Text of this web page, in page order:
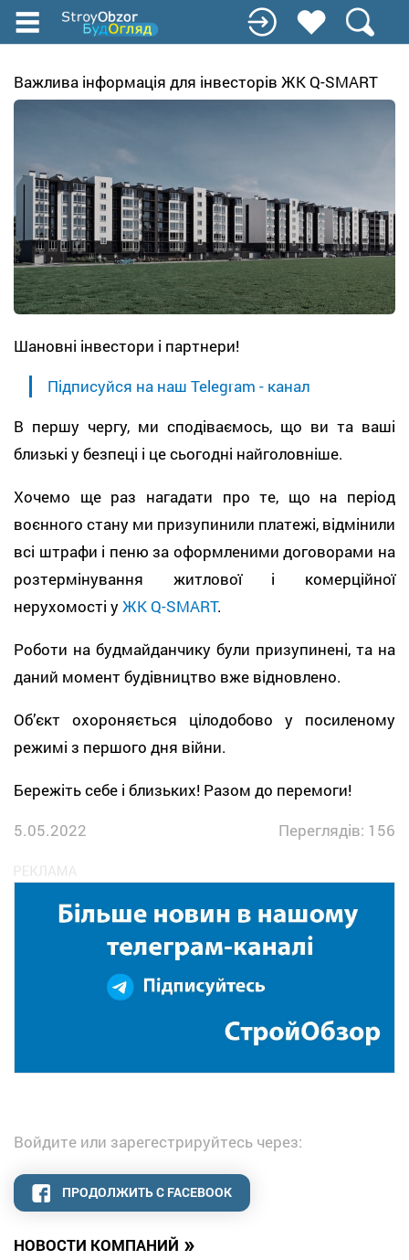
Перейти
содержанию
НОВОСТИ КОМПАНИЙ »
Важлива інформація для інвесторів ЖК Q-SMART
Шановні інвестори і партнери!
Підписуйся на наш Telegram - канал
В першу чергу, ми сподіваємось, що ви та ваші
близькі у безпеці і це сьогодні найголовніше.
Хочемо ще раз нагадати про те, що на період
воєнного стану ми призупинили платежі, відмінили
всі штрафи і пеню за оформленими договорами на
розтермінування житлової і комерційної
нерухомості уЖК Q-SMART.
Роботи на будмайданчику були призупинені, та на
даний момент будівництво вже відновлено.
Об’єкт охороняється цілодобово у посиленому
режимі з першого дня війни.
Бережіть себе і близьких! Разом до перемоги!
5.05.2022
Переглядів: 156
Войдите или зарегестрируйтесь через:
ПРОДОЛЖИТЬ С FACEBOOK